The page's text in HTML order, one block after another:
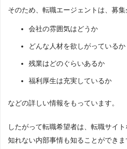
そのため、転職エージェントは、募
会社の雰囲気はどうか
どんな人材を欲しがっているか
残業はどのぐらいあるか
福利厚生は充実しているか
などの詳しい情報をもっています。
したがって転職希望者は、転職サイ
知れない内部事情も知ることができ